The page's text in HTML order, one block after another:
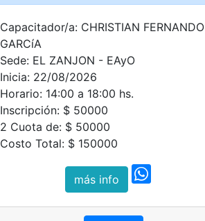
Capacitador/a: CHRISTIAN FERNANDO
GARCíA
Sede: EL ZANJON - EAyO
Inicia: 22/08/2026
Horario: 14:00 a 18:00 hs.
Inscripción: $ 50000
2 Cuota de: $ 50000
Costo Total: $ 150000
más info